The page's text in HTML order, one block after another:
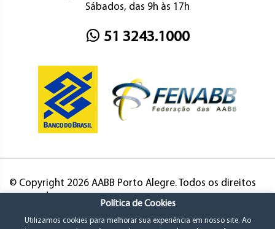
Sábados, das 9h às 17h
51 3243.1000
© Copyright 2026 AABB Porto Alegre. Todos os direitos
Política de Cookies
Utilizamos cookies para melhorar sua experiência em nosso site. Ao